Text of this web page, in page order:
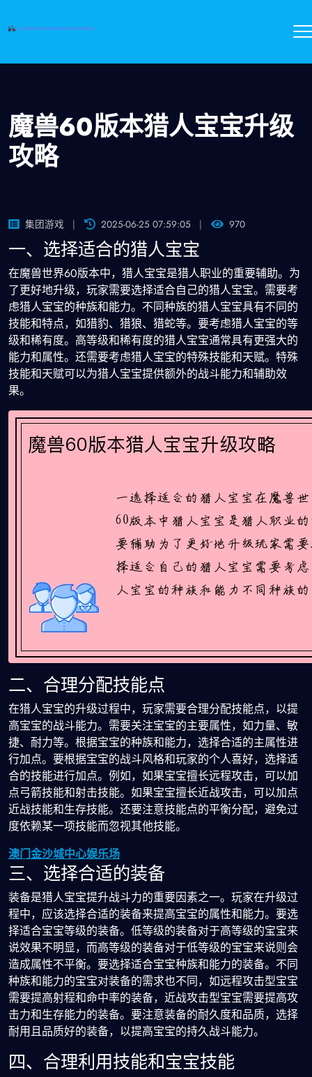
魔兽60版本猎人宝宝升级
攻略
集团游戏 2025-06-25 07:59:05 970
一、选择适合的猎人宝宝
在魔兽世界60版本中，猎人宝宝是猎人职业的重要辅助。为
了更好地升级，玩家需要选择适合自己的猎人宝宝。需要考
虑猎人宝宝的种族和能力。不同种族的猎人宝宝具有不同的
技能和特点，如猎豹、猎狼、猎蛇等。要考虑猎人宝宝的等
级和稀有度。高等级和稀有度的猎人宝宝通常具有更强大的
能力和属性。还需要考虑猎人宝宝的特殊技能和天赋。特殊
技能和天赋可以为猎人宝宝提供额外的战斗能力和辅助效
果。
二、合理分配技能点
在猎人宝宝的升级过程中，玩家需要合理分配技能点，以提
高宝宝的战斗能力。需要关注宝宝的主要属性，如力量、敏
捷、耐力等。根据宝宝的种族和能力，选择合适的主属性进
行加点。要根据宝宝的战斗风格和玩家的个人喜好，选择适
合的技能进行加点。例如，如果宝宝擅长远程攻击，可以加
点弓箭技能和射击技能。如果宝宝擅长近战攻击，可以加点
近战技能和生存技能。还要注意技能点的平衡分配，避免过
度依赖某一项技能而忽视其他技能。
澳门金沙城中心娱乐场
三、选择合适的装备
装备是猎人宝宝提升战斗力的重要因素之一。玩家在升级过
程中，应该选择合适的装备来提高宝宝的属性和能力。要选
择适合宝宝等级的装备。低等级的装备对于高等级的宝宝来
说效果不明显，而高等级的装备对于低等级的宝宝来说则会
造成属性不平衡。要选择适合宝宝种族和能力的装备。不同
种族和能力的宝宝对装备的需求也不同，如远程攻击型宝宝
需要提高射程和命中率的装备，近战攻击型宝宝需要提高攻
击力和生存能力的装备。要注意装备的耐久度和品质，选择
耐用且品质好的装备，以提高宝宝的持久战斗能力。
四、合理利用技能和宝宝技能